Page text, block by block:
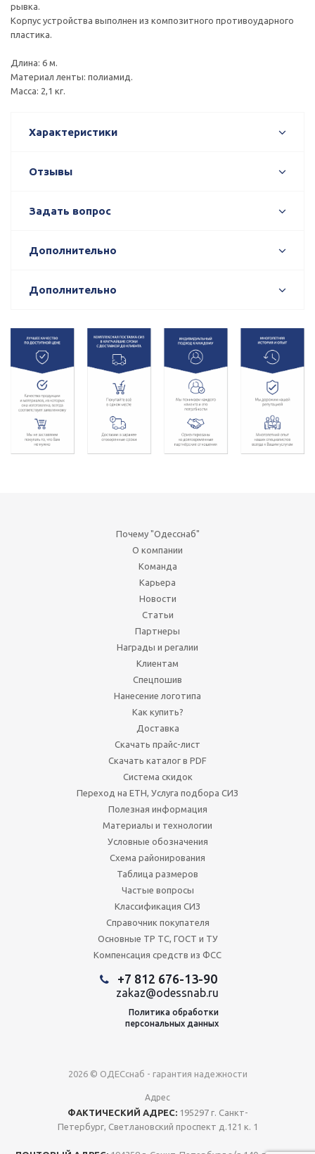
рывка.
Корпус устройства выполнен из композитного противоударного
пластика.
Длина: 6 м.
Материал ленты: полиамид.
Масса: 2,1 кг.
Характеристики
Отзывы
Задать вопрос
Дополнительно
Дополнительно
Почему "Одесснаб"
О компании
Команда
Карьера
Новости
Статьи
Партнеры
Награды и регалии
Клиентам
Спецпошив
Нанесение логотипа
Как купить?
Доставка
Скачать прайс-лист
Скачать каталог в PDF
Система скидок
Переход на ЕТН, Услуга подбора СИЗ
Полезная информация
Материалы и технологии
Условные обозначения
Схема районирования
Таблица размеров
Частые вопросы
Классификация СИЗ
Справочник покупателя
Основные ТР ТС, ГОСТ и ТУ
Компенсация средств из ФСС
+7 812 676-13-90
zakaz@odessnab.ru
Политика обработки
персональных данных
2026 © ОДЕСснаб - гарантия надежности
Адрес
ФАКТИЧЕСКИЙ АДРЕС:195297 г. Санкт-
Петербург, Светлановский проспект д.121 к. 1